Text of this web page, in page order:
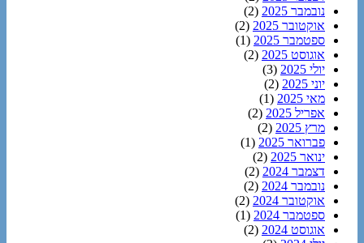
נובמבר 2025
(2)
אוקטובר 2025
(2)
ספטמבר 2025
(1)
אוגוסט 2025
(2)
יולי 2025
(3)
יוני 2025
(2)
מאי 2025
(1)
אפריל 2025
(2)
מרץ 2025
(2)
פברואר 2025
(1)
ינואר 2025
(2)
דצמבר 2024
(2)
נובמבר 2024
(2)
אוקטובר 2024
(2)
ספטמבר 2024
(1)
אוגוסט 2024
(2)